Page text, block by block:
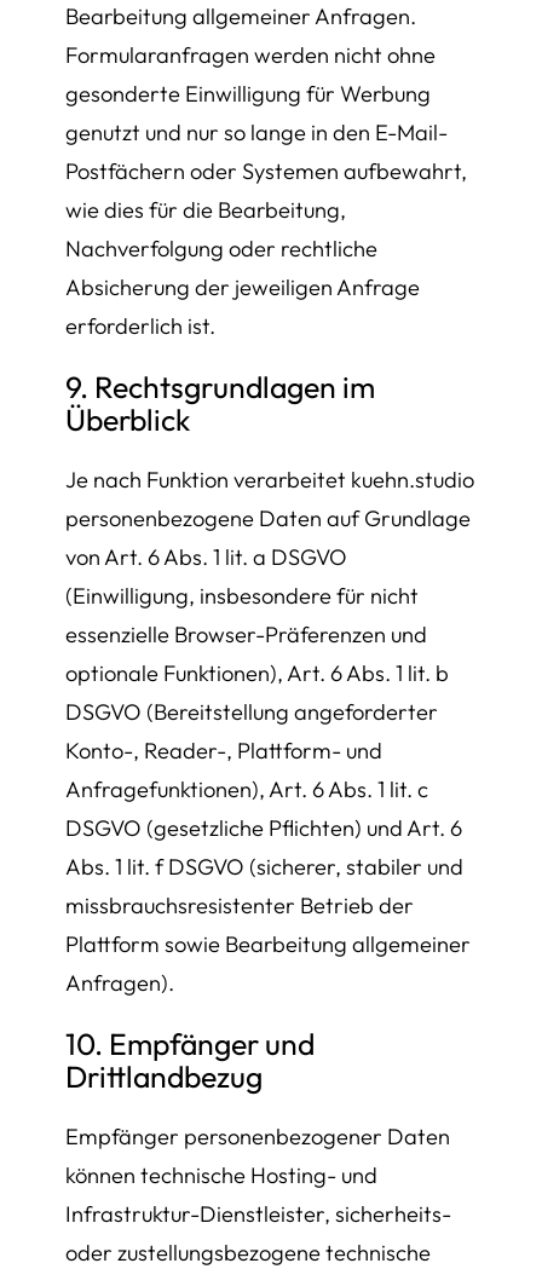
Bearbeitung allgemeiner Anfragen.
Formularanfragen werden nicht ohne
gesonderte Einwilligung für Werbung
genutzt und nur so lange in den E-Mail-
Postfächern oder Systemen aufbewahrt,
wie dies für die Bearbeitung,
Nachverfolgung oder rechtliche
Absicherung der jeweiligen Anfrage
erforderlich ist.
9. Rechtsgrundlagen im
Überblick
Je nach Funktion verarbeitet kuehn.studio
personenbezogene Daten auf Grundlage
von Art. 6 Abs. 1 lit. a DSGVO
(Einwilligung, insbesondere für nicht
essenzielle Browser-Präferenzen und
optionale Funktionen), Art. 6 Abs. 1 lit. b
DSGVO (Bereitstellung angeforderter
Konto-, Reader-, Plattform- und
Anfragefunktionen), Art. 6 Abs. 1 lit. c
DSGVO (gesetzliche Pflichten) und Art. 6
Abs. 1 lit. f DSGVO (sicherer, stabiler und
missbrauchsresistenter Betrieb der
Plattform sowie Bearbeitung allgemeiner
Anfragen).
10. Empfänger und
Drittlandbezug
Empfänger personenbezogener Daten
können technische Hosting- und
Infrastruktur-Dienstleister, sicherheits-
oder zustellungsbezogene technische